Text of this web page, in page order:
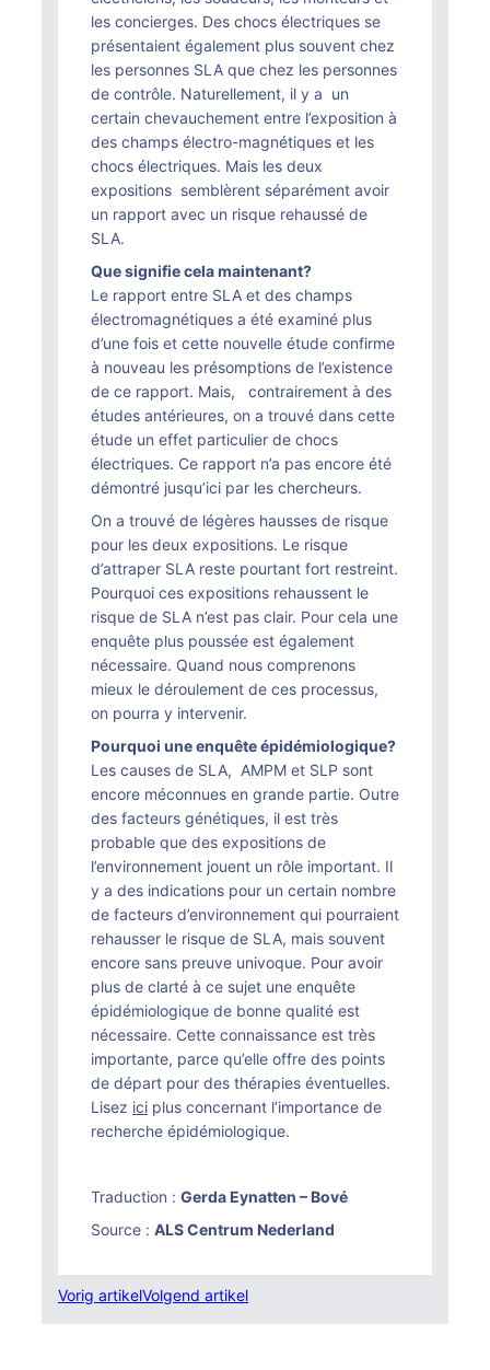
les concierges. Des chocs électriques se
présentaient également plus souvent chez
les personnes SLA que chez les personnes
de contrôle. Naturellement, il y a un
certain chevauchement entre l’exposition à
des champs électro-magnétiques et les
chocs électriques. Mais les deux
expositions semblèrent séparément avoir
un rapport avec un risque rehaussé de
SLA.
Que signifie cela maintenant?
Le rapport entre SLA et des champs
électromagnétiques a été examiné plus
d’une fois et cette nouvelle étude confirme
à nouveau les présomptions de l’existence
de ce rapport. Mais, contrairement à des
études antérieures, on a trouvé dans cette
étude un effet particulier de chocs
électriques. Ce rapport n’a pas encore été
démontré jusqu’ici par les chercheurs.
On a trouvé de légères hausses de risque
pour les deux expositions. Le risque
d’attraper SLA reste pourtant fort restreint.
Pourquoi ces expositions rehaussent le
risque de SLA n’est pas clair. Pour cela une
enquête plus poussée est également
nécessaire. Quand nous comprenons
mieux le déroulement de ces processus,
on pourra y intervenir.
Pourquoi une enquête épidémiologique?
Les causes de SLA, AMPM et SLP sont
encore méconnues en grande partie. Outre
des facteurs génétiques, il est très
probable que des expositions de
l’environnement jouent un rôle important. Il
y a des indications pour un certain nombre
de facteurs d’environnement qui pourraient
rehausser le risque de SLA, mais souvent
encore sans preuve univoque. Pour avoir
plus de clarté à ce sujet une enquête
épidémiologique de bonne qualité est
nécessaire. Cette connaissance est très
importante, parce qu’elle offre des points
de départ pour des thérapies éventuelles.
Lisez ici plus concernant l’importance de
recherche épidémiologique.
Traduction : Gerda Eynatten – Bové
Source : ALS Centrum Nederland
Vorig artikelVolgend artikel